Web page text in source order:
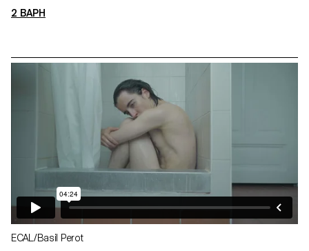
2 BAPH
ECAL/Basil Perot